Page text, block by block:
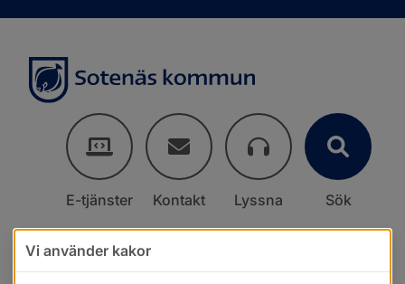
E-tjänster Kontakt Lyssna Sök
Vi använder kakor